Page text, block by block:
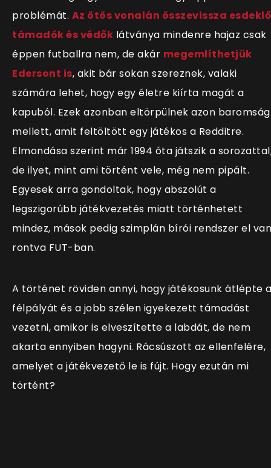
problémát. Az ötös vonalán összevissza esdeklő
támadók és védők látványa mindenre hajaz csak
éppen futballra nem, de akár megemlíthetjük
Edersont is, akit bár sokan szereznek, valaki
számára lehet, hogy egy életre kiírta magát a
kapuból. Ezek azonban eltörpülnek azon baromság
mellett, amit feltöltött egy játékos a Redditre.
Elmondása szerint már 1994 óta játszik a
de ilyet, mint ami történt vele, még nem pipált.
Egyesek arra gondoltak, hogy abszolút a
legszigorúbb játékvezetés miatt történhetett
mindez, mások pedig szimplán bírói rendszer el van
rontva FUT-ban.
A történet röviden annyi, hogy játékosunk átlépte
félpályát és a jobb szélen igyekezett támadást
vezetni, amikor is elveszítette a labdát, de nem
akarta ennyiben hagyni. Rácsúszott az ellenfelére,
amelyet a játékvezető le is fújt. Hogy ezután mi
történt?